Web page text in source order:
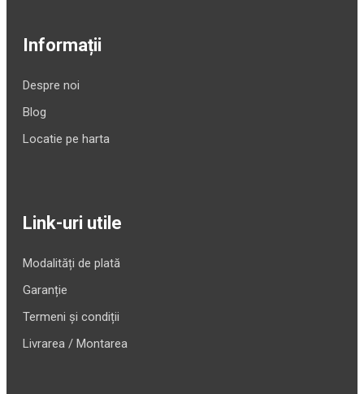
Informații
Despre noi
Blog
Locatie pe harta
Link-uri utile
Modalități de plată
Garanție
Termeni și condiții
Livrarea / Montarea